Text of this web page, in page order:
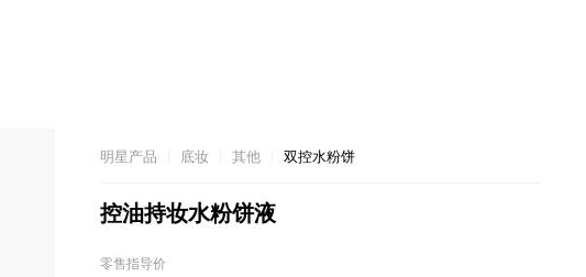
明星产品 底妆 其他 双控水粉饼
控油持妆水粉饼液
零售指导价